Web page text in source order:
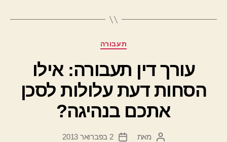
קטגוריותתעבורה
עורך דין תעבורה: אילו
הסחות דעת עלולות לסכן
אתכם בנהיגה?
המחבר
מאת
תאריך
2 בפברואר 2013